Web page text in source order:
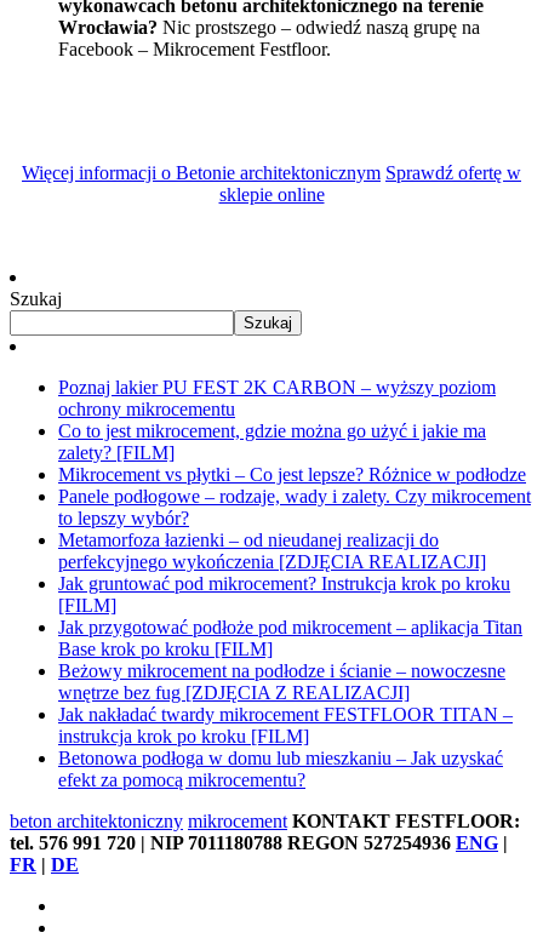
wykonawcach betonu architektonicznego na terenie
Wrocławia? Nic prostszego – odwiedź naszą grupę na
Facebook – Mikrocement Festfloor.
Więcej informacji o Betonie architektonicznym Sprawdź ofertę w
sklepie online
Szukaj
Szukaj
Poznaj lakier PU FEST 2K CARBON – wyższy poziom
ochrony mikrocementu
Co to jest mikrocement, gdzie można go użyć i jakie ma
zalety? [FILM]
Mikrocement vs płytki – Co jest lepsze? Różnice w podłodze
Panele podłogowe – rodzaje, wady i zalety. Czy mikrocement
to lepszy wybór?
Metamorfoza łazienki – od nieudanej realizacji do
perfekcyjnego wykończenia [ZDJĘCIA REALIZACJI]
Jak gruntować pod mikrocement? Instrukcja krok po kroku
[FILM]
Jak przygotować podłoże pod mikrocement – aplikacja Titan
Base krok po kroku [FILM]
Beżowy mikrocement na podłodze i ścianie – nowoczesne
wnętrze bez fug [ZDJĘCIA Z REALIZACJI]
Jak nakładać twardy mikrocement FESTFLOOR TITAN –
instrukcja krok po kroku [FILM]
Betonowa podłoga w domu lub mieszkaniu – Jak uzyskać
efekt za pomocą mikrocementu?
beton architektoniczny mikrocement KONTAKT FESTFLOOR:
tel. 576 991 720 | NIP 7011180788 REGON 527254936 ENG |
FR | DE